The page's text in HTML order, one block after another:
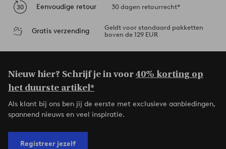
Eenvoudige retour 30 dagen retourrecht*
Gratis verzending
Geldt voor standaard pakketten
boven de 129 EUR
Nieuw hier? Schrijf je in voor40% korting op
het duurste artikel*
Als klant bij ons ben jij de eerste met exclusieve aanbiedingen,
spannend nieuws en veel inspiratie.
Registreer jezelf